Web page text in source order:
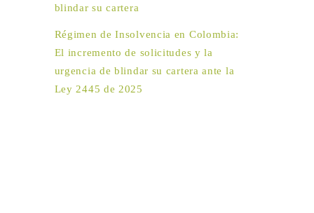
blindar su cartera
Régimen de Insolvencia en Colombia:
El incremento de solicitudes y la
urgencia de blindar su cartera ante la
Ley 2445 de 2025